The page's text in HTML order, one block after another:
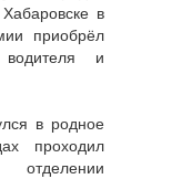
в
приобрёл
и
в родное
проходил